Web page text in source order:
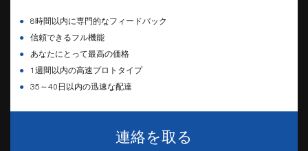
●
8時間以内に専門的なフィードバック
●
信頼できるフル機能
●
あなたにとって最高の価格
●
1週間以内の高速プロトタイプ
●
35～40日以内の迅速な配達
連絡を取る